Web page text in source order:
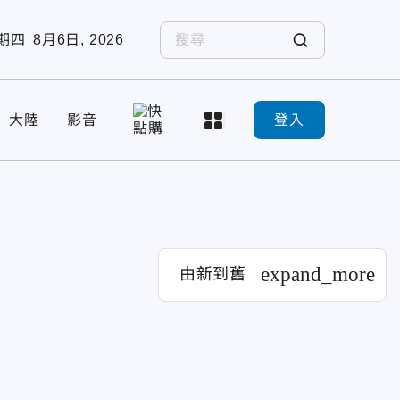
四 8月6日, 2026
大陸 影音 登入
由新到舊 expand_more